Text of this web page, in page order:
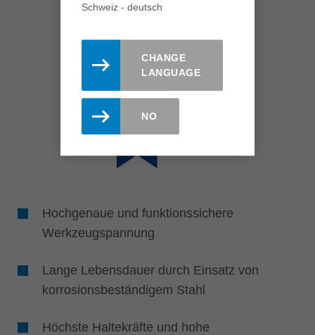
Hochgenaue und funktionssichere
Werkzeugspannung
Lange Lebensdauer durch Einsatz von
korrosionsbeständigem Stahl
Höchste Haltekräfte und hohe
Schweiz - deutsch
CHANGE
LANGUAGE
NO